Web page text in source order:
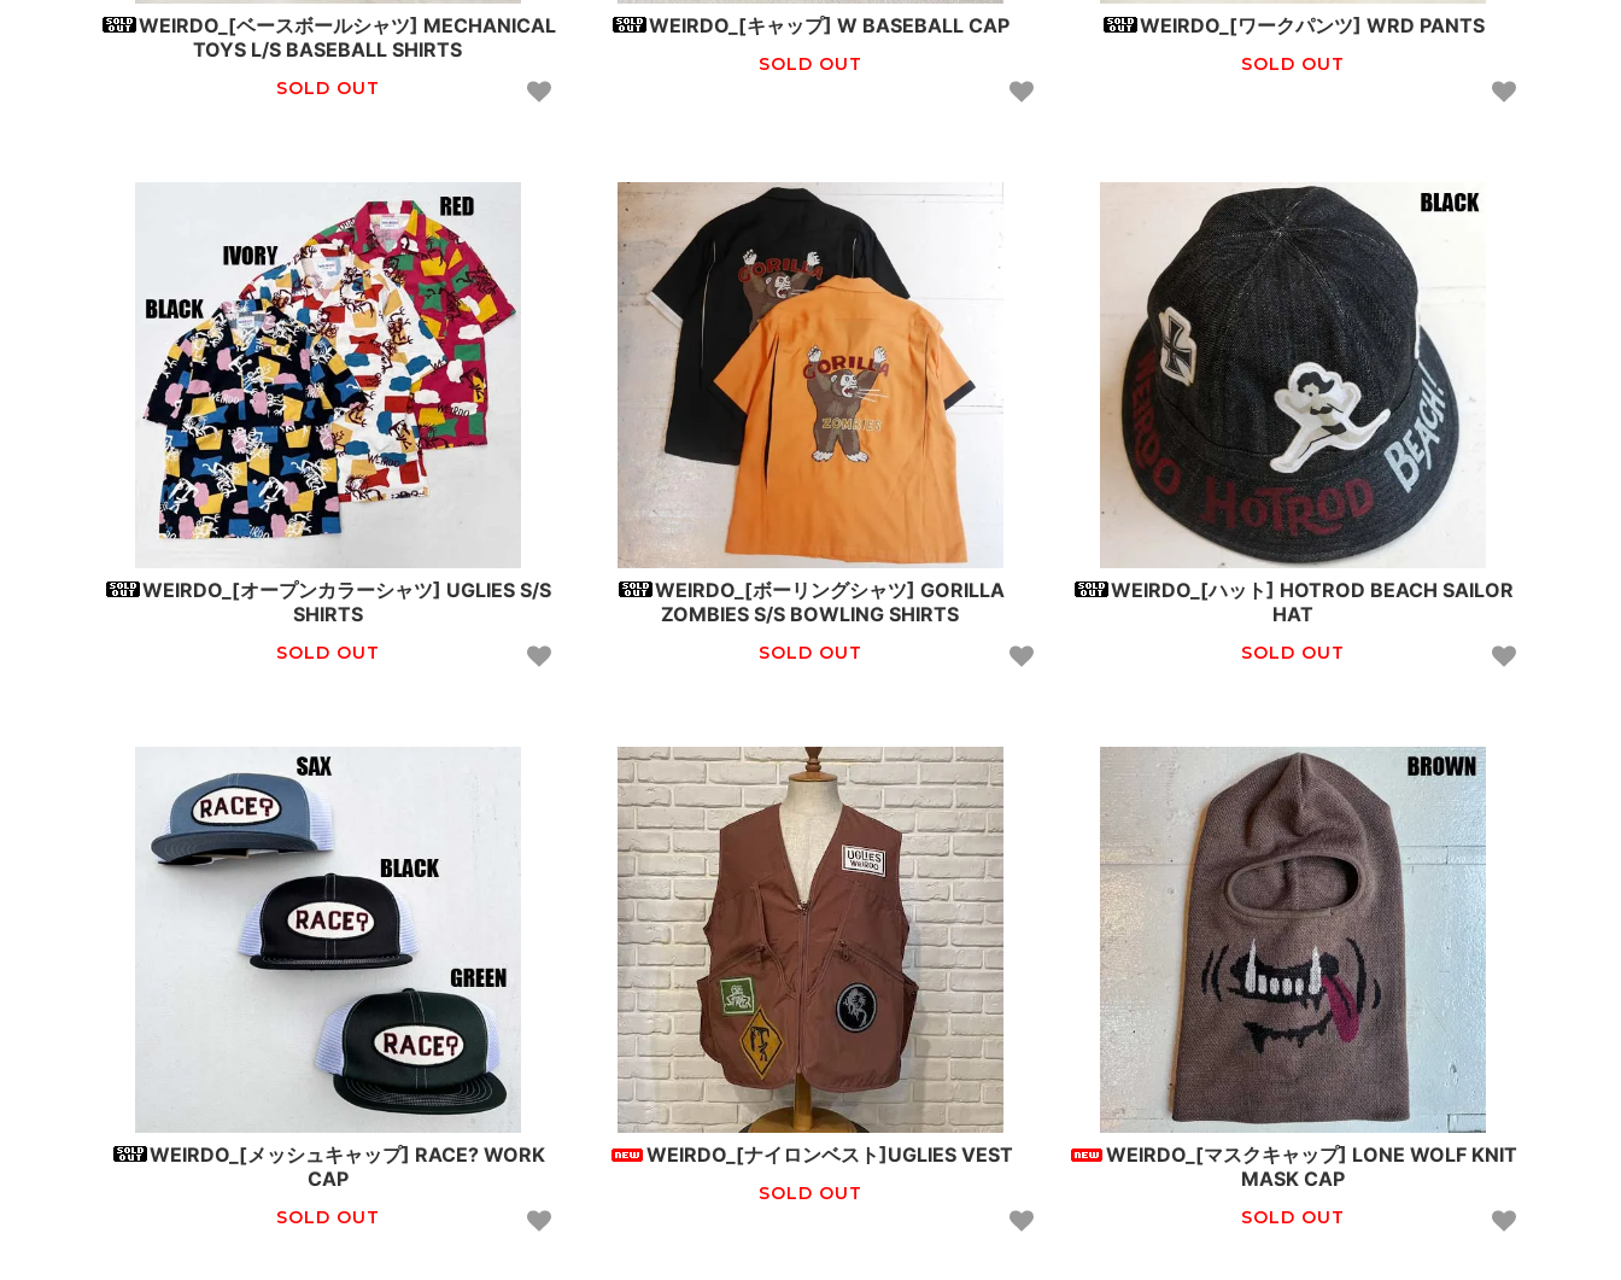
WEIRDO_[ベースボールシャツ] MECHANICAL
TOYS L/S BASEBALL SHIRTS
SOLD OUT
WEIRDO_[キャップ] W BASEBALL CAP
SOLD OUT
WEIRDO_[ワークパンツ] WRD PANTS
SOLD OUT
WEIRDO_[オープンカラーシャツ] UGLIES S/S
SHIRTS
SOLD OUT
WEIRDO_[ボーリングシャツ] GORILLA
ZOMBIES S/S BOWLING SHIRTS
SOLD OUT
WEIRDO_[ハット] HOTROD BEACH SAILOR
HAT
SOLD OUT
WEIRDO_[メッシュキャップ] RACE? WORK
CAP
SOLD OUT
WEIRDO_[ナイロンベスト]UGLIES VEST
SOLD OUT
WEIRDO_[マスクキャップ] LONE WOLF KNIT
MASK CAP
SOLD OUT